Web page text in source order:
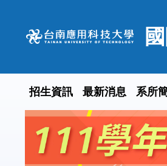
招生資訊 最新消息 系所